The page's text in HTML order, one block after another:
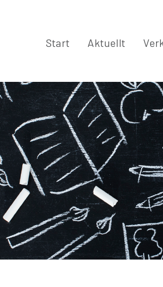
Start Aktuellt